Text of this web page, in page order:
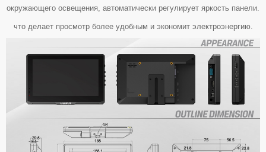
окружающего освещения, автоматически регулирует яркость панели.
что делает просмотр более удобным и экономит электроэнергию.